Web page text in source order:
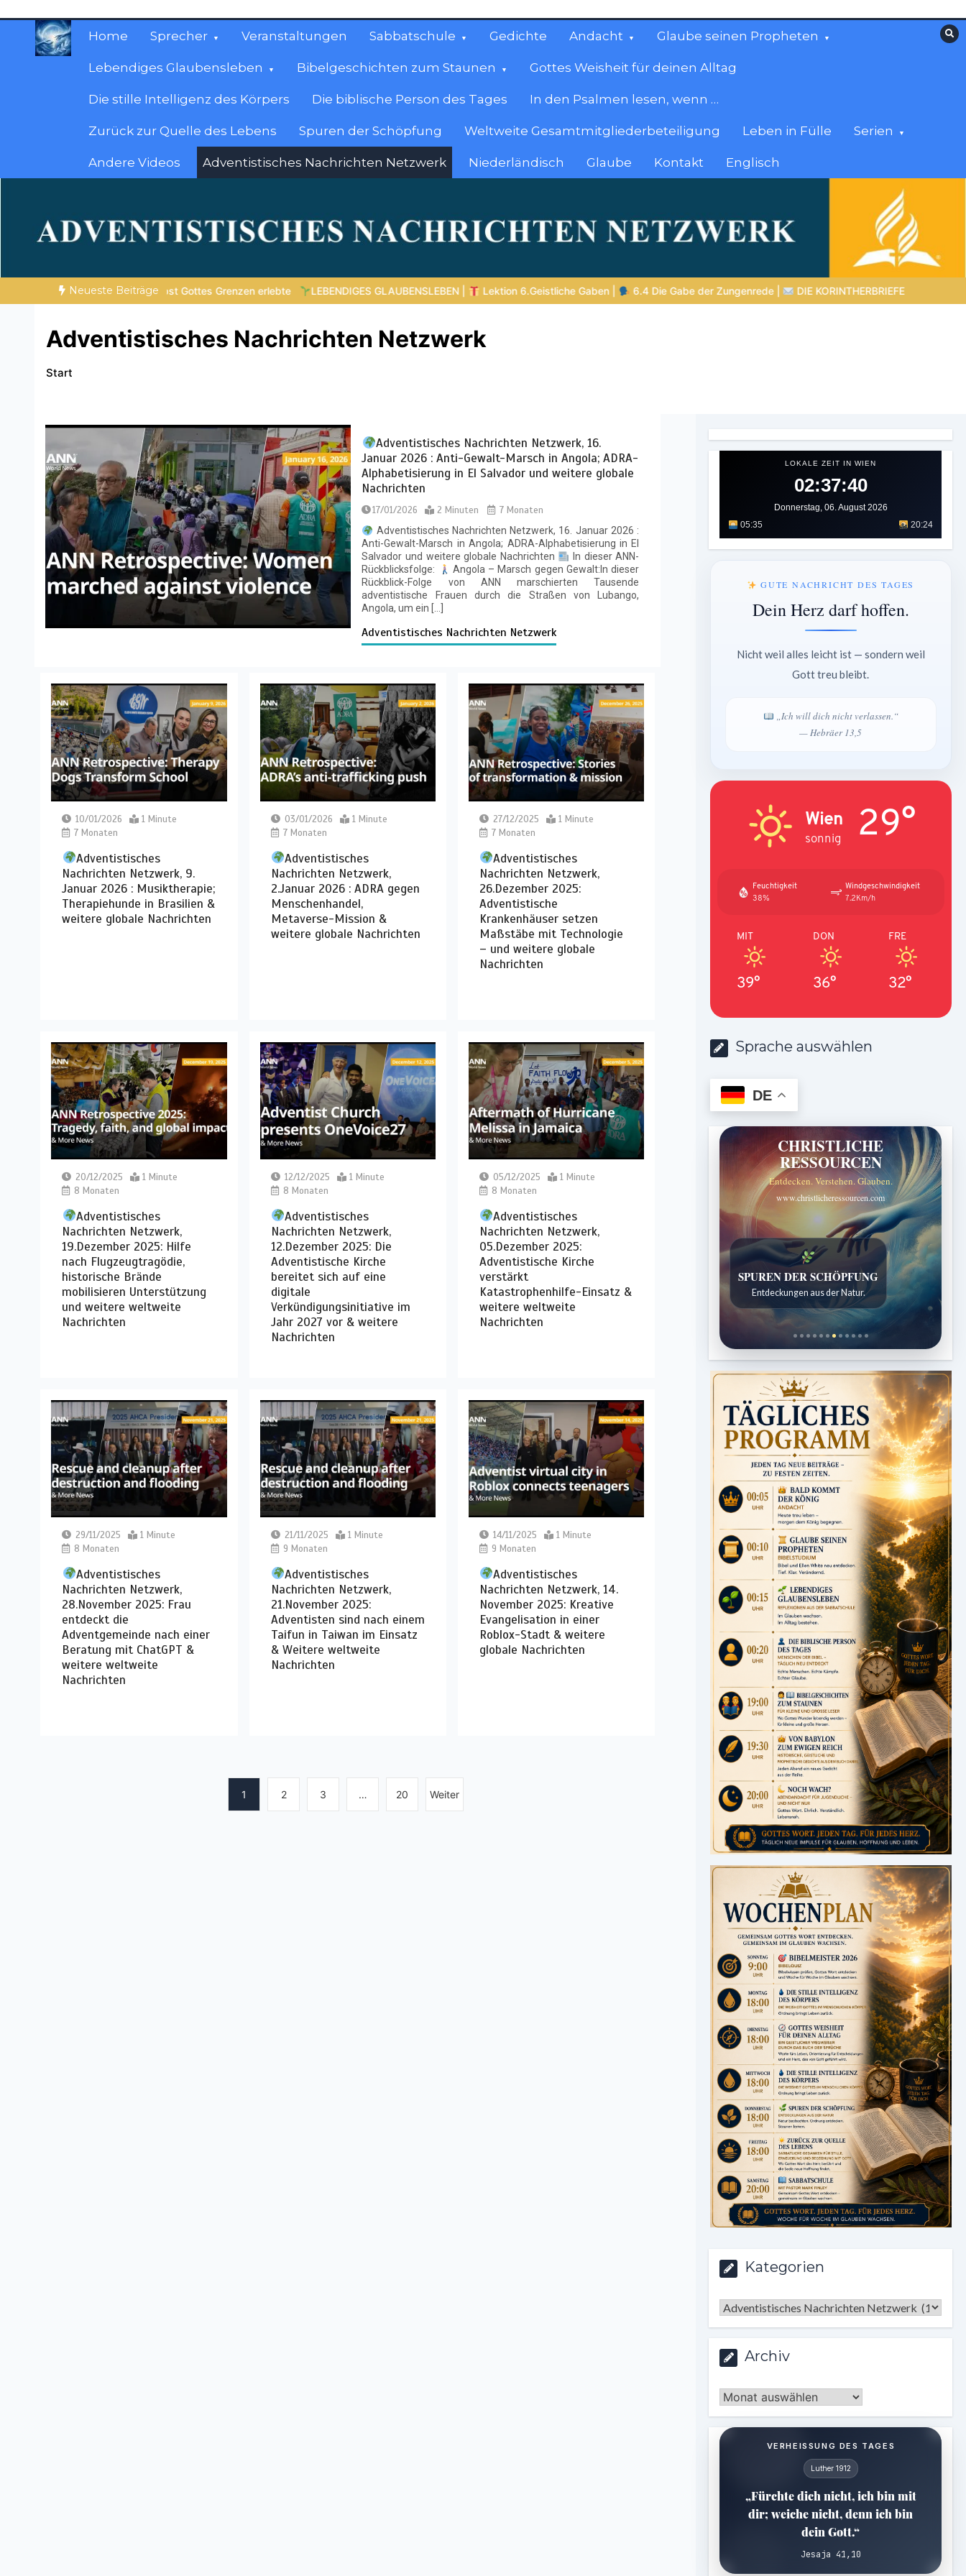
springen
Home Sprecher Veranstaltungen Sabbatschule Gedichte Andacht Glaube seinen Propheten
Lebendiges Glaubensleben Bibelgeschichten zum Staunen Gottes Weisheit für deinen Alltag
Die stille Intelligenz des Körpers Die biblische Person des Tages In den Psalmen lesen, wenn …
Zurück zur Quelle des Lebens Spuren der Schöpfung Weltweite Gesamtmitgliederbeteiligung Leben in Fülle Serien
Andere Videos Adventistisches Nachrichten Netzwerk Niederländisch Glaube Kontakt Englisch
Christliche Ressourcen
Neueste Beiträge
erlebte LEBENDIGES GLAUBENSLEBEN | Lektion 6.Geistliche Gaben | 6.4 Die Gabe der Zungenrede | DIE KORINTHERBRIEFE GLAUBE SEINEN PROPHETEN | Bibelstudium |
Adventistisches Nachrichten Netzwerk
Start
Adventistisches Nachrichten Netzwerk, 16.
Januar 2026 : Anti-Gewalt-Marsch in Angola; ADRA-
Alphabetisierung in El Salvador und weitere globale
Nachrichten
17/01/2026 2 Minuten
7 Monaten
Adventistisches Nachrichten Netzwerk, 16. Januar 2026 :
Anti-Gewalt-Marsch in Angola; ADRA-Alphabetisierung in El
Salvador und weitere globale Nachrichten
In dieser ANN-
Rückblicksfolge:
Angola – Marsch gegen Gewalt:In dieser
Rückblick-Folge von ANN marschierten Tausende
adventistische Frauen durch die Straßen von Lubango,
Angola, um ein […]
Adventistisches Nachrichten Netzwerk
10/01/2026
1 Minute
7 Monaten
Adventistisches
Nachrichten Netzwerk, 9.
Januar 2026 : Musiktherapie;
Therapiehunde in Brasilien &
weitere globale Nachrichten
03/01/2026
1 Minute
7 Monaten
Adventistisches
Nachrichten Netzwerk,
2.Januar 2026 : ADRA gegen
Menschenhandel,
Metaverse-Mission &
weitere globale Nachrichten
27/12/2025
1 Minute
7 Monaten
Adventistisches
Nachrichten Netzwerk,
26.Dezember 2025:
Adventistische
Krankenhäuser setzen
Maßstäbe mit Technologie
– und weitere globale
Nachrichten
20/12/2025
1 Minute
8 Monaten
Adventistisches
Nachrichten Netzwerk,
19.Dezember 2025: Hilfe
nach Flugzeugtragödie,
historische Brände
mobilisieren Unterstützung
und weitere weltweite
Nachrichten
12/12/2025
1 Minute
8 Monaten
Adventistisches
Nachrichten Netzwerk,
12.Dezember 2025: Die
Adventistische Kirche
bereitet sich auf eine
digitale
Verkündigungsinitiative im
Jahr 2027 vor & weitere
Nachrichten
05/12/2025
1 Minute
8 Monaten
Adventistisches
Nachrichten Netzwerk,
05.Dezember 2025:
Adventistische Kirche
verstärkt
Katastrophenhilfe-Einsatz &
weitere weltweite
Nachrichten
29/11/2025
1 Minute
8 Monaten
Adventistisches
Nachrichten Netzwerk,
28.November 2025: Frau
entdeckt die
Adventgemeinde nach einer
Beratung mit ChatGPT &
weitere weltweite
Nachrichten
21/11/2025
1 Minute
9 Monaten
Adventistisches
Nachrichten Netzwerk,
21.November 2025:
Adventisten sind nach einem
Taifun in Taiwan im Einsatz
& Weitere weltweite
Nachrichten
14/11/2025
1 Minute
9 Monaten
Adventistisches
Nachrichten Netzwerk, 14.
November 2025: Kreative
Evangelisation in einer
Roblox-Stadt & weitere
globale Nachrichten
1 2 3 … 20 Weiter
LOKALE ZEIT IN WIEN
02:37:41
Donnerstag, 06. August 2026
05:35
20:24
GUTE NACHRICHT DES TAGES
Dein Herz darf hoffen.
Nicht weil alles leicht ist — sondern weil
Gott treu bleibt.
„Ich will dich nicht verlassen.“
— Hebräer 13,5
Wien
sonnig 29°
Feuchtigkeit
38%
Windgeschwindigkeit
7.2Km/h
MIT
39°
DON
36°
FRE
32°
Sprache auswählen
DE
CHRISTLICHE
RESSOURCEN
Entdecken. Verstehen. Glauben.
www.christlicheressourcen.com
SPUREN DER SCHÖPFUNG
Entdeckungen aus der Natur.
Kategorien
Kategorien
Archiv
Archiv
VERHEISSUNG DES TAGES
Luther 1912
„Fürchte dich nicht, ich bin mit
dir; weiche nicht, denn ich bin
dein Gott.“
Jesaja 41,10